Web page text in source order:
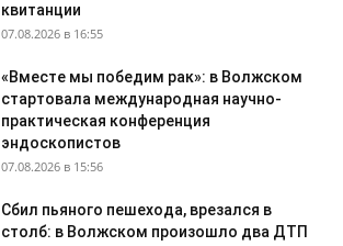
квитанции
07.08.2026 в 16:55
«Вместе мы победим рак»: в Волжском
стартовала международная научно-
практическая конференция
эндоскопистов
07.08.2026 в 15:56
Сбил пьяного пешехода, врезался в
столб: в Волжском произошло два ДТП